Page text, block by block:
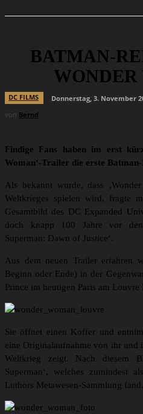
BATMAN-
DC FILMS
Donnerstag, 3. November
von Bernd
Findige Fans haben im erst
Woman‘-Trailer die erste
Als bekannt wurde, dass
Weltkrieges spielen wird, fragte
Gesamtbild des DC Expanded
doch knapp 100 Jahre vor
Superman: Dawn of Justice‘.
Aus dem neuen Trailer erfahren
Beginn oder Ende) in der
Prince im heutigen Paris am
Sie öffnet einen Koffer und
eine Originalaufnahme von ihr und
Weltkrieg zeigt. Nach diesem
Superman‘, welches zumindest
Luthors Metawesen-Sammlung fand.